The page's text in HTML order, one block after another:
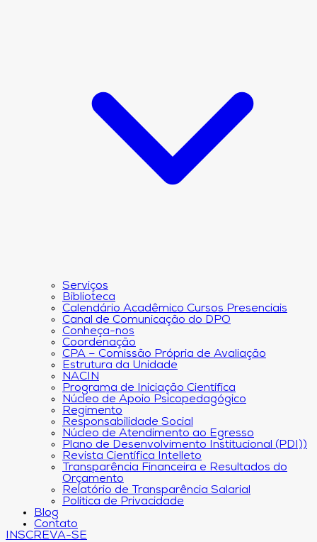
Serviços
Biblioteca
Calendário Acadêmico Cursos Presenciais
Canal de Comunicação do DPO
Conheça-nos
Coordenação
CPA – Comissão Própria de Avaliação
Estrutura da Unidade
NACIN
Programa de Iniciação Científica
Núcleo de Apoio Psicopedagógico
Regimento
Responsabilidade Social
Núcleo de Atendimento ao Egresso
Plano de Desenvolvimento Institucional (PDI))
Revista Científica Intelleto
Transparência Financeira e Resultados do
Orçamento
Relatório de Transparência Salarial
Política de Privacidade
Blog
Contato
INSCREVA-SE